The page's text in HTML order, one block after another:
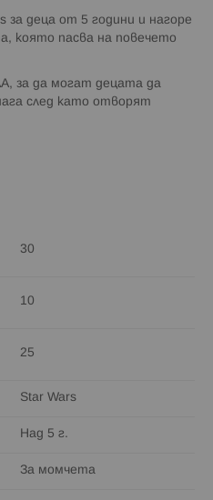
за деца от 5 години и нагоре
която пасва на повечето
за да могат децата да
след като отворят
30
10
25
Star Wars
Над 5 г.
За момчета